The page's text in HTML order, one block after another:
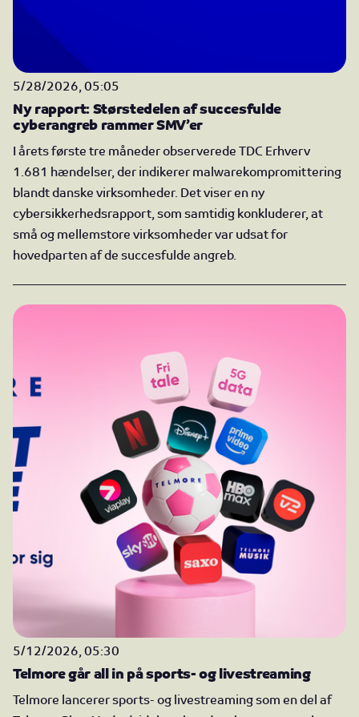
Ny rapport: Størstedelen af succesfulde
cyberangreb rammer SMV’er
5/28/2026, 05:05
I årets første tre måneder observerede TDC Erhverv
1.681 hændelser, der indikerer malwarekompromittering
blandt danske virksomheder. Det viser en ny
cybersikkerhedsrapport, som samtidig konkluderer, at
små og mellemstore virksomheder var udsat for
hovedparten af de succesfulde angreb.
Telmore går all in på sports- og livestreaming
5/12/2026, 05:30
Telmore lancerer sports- og livestreaming som en del af